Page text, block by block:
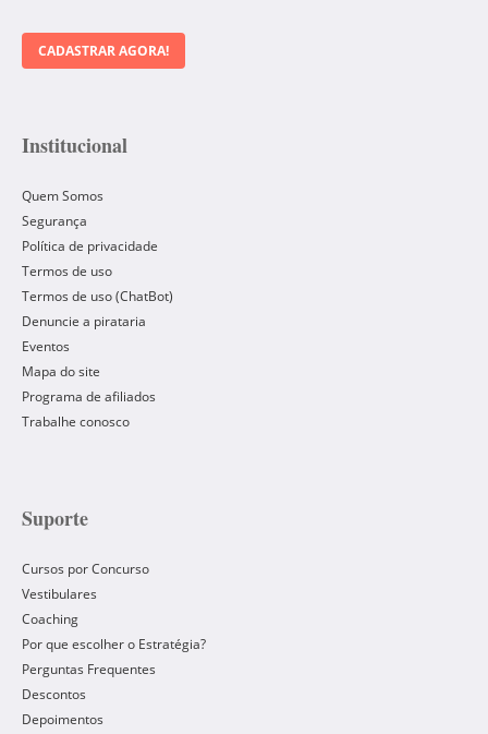
CADASTRAR AGORA!
Institucional
Quem Somos
Segurança
Política de privacidade
Termos de uso
Termos de uso (ChatBot)
Denuncie a pirataria
Eventos
Mapa do site
Programa de afiliados
Trabalhe conosco
Suporte
Cursos por Concurso
Vestibulares
Coaching
Por que escolher o Estratégia?
Perguntas Frequentes
Descontos
Depoimentos